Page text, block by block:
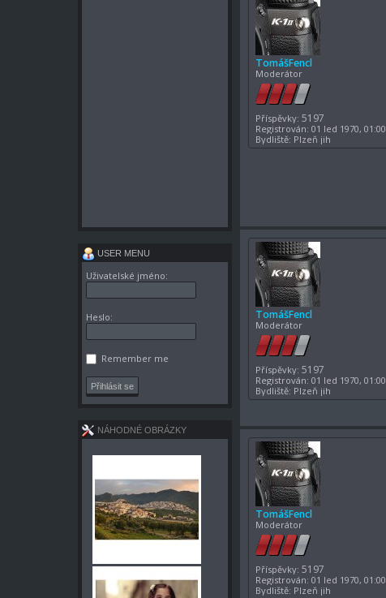
TomášFencl
Moderátor
Příspěvky: 5197
Registrován: 01 led 1970, 01:00
Bydliště: Plzeň jih
TomášFencl
Moderátor
Příspěvky: 5197
Registrován: 01 led 1970, 01:00
Bydliště: Plzeň jih
TomášFencl
Moderátor
Příspěvky: 5197
Registrován: 01 led 1970, 01:00
Bydliště: Plzeň jih
USER MENU
Uživatelské jméno:
Heslo:
Remember me
NÁHODNÉ OBRÁZKY